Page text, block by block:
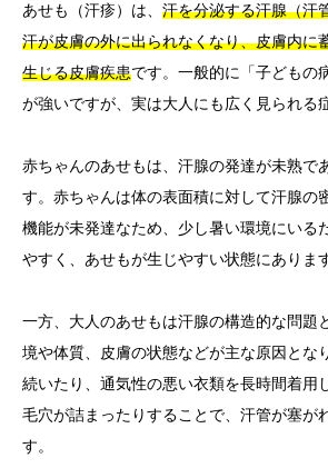
あせも（汗疹）は、 汗を分泌する汗腺（汗
汗が皮膚の外に出られなくなり、皮膚内に
生じる皮膚疾患です。一般的に「子どもの
が強いですが、実は大人にも広く見られる
赤ちゃんのあせもは、汗腺の発達が未熟で
す。赤ちゃんは体の表面積に対して汗腺の
機能が未発達なため、少し暑い環境にいる
やすく、あせもが生じやすい状態にあります
一方、大人のあせもは汗腺の構造的な問題
境や体質、皮膚の状態などが主な原因とな
続いたり、通気性の悪い衣類を長時間着用
毛穴が詰まったりすることで、汗管が塞が
す。